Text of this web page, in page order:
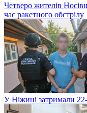
Четверо жителів
час ракетного обстрілу
У Ніжині затримали